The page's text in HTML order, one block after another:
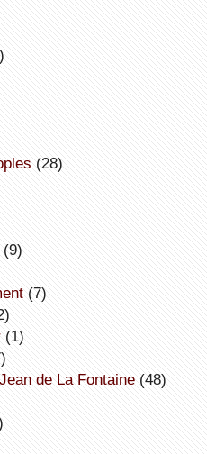
(28)
(9)
(7)
(1)
de La Fontaine(48)